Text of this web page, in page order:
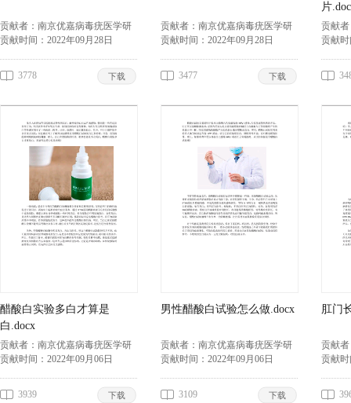
贡献者： 南京优嘉病毒疣医学研
究所李兴春
贡献时间： 2022年09月28日
3778 下载
贡献者： 南京优嘉病毒疣医学研
究所李兴春
贡献时间： 2022年09月28日
3477 下载
片
贡献
究所
贡献
醋酸白实验多白才算是
白.docx
贡献者： 南京优嘉病毒疣医学研
究所李兴春
贡献时间： 2022年09月06日
3939 下载
男性醋酸白试验怎么做.docx
贡献者： 南京优嘉病毒疣医学研
究所李兴春
贡献时间： 2022年09月06日
3109 下载
肛门
贡献
究所
贡献